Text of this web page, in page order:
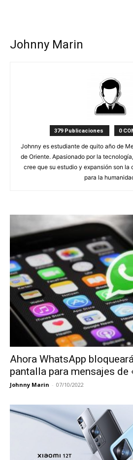
Johnny Marin
379 Publicaciones 0
Johnny es estudiante de quito año de
de Oriente. Apasionado por la
cree que su estudio y expansión son la
para la
Ahora WhatsApp
pantalla para mensajes de
Johnny Marin - 07/10/2022